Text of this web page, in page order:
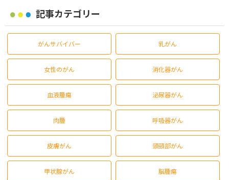
記事カテゴリー
がんサバイバー 乳がん
女性のがん 消化器がん
血液腫瘍 泌尿器がん
肉腫 呼吸器がん
皮膚がん 頭頸部がん
甲状腺がん 脳腫瘍